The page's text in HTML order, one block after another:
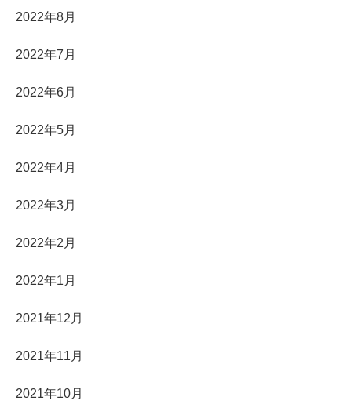
2022年8月
2022年7月
2022年6月
2022年5月
2022年4月
2022年3月
2022年2月
2022年1月
2021年12月
2021年11月
2021年10月